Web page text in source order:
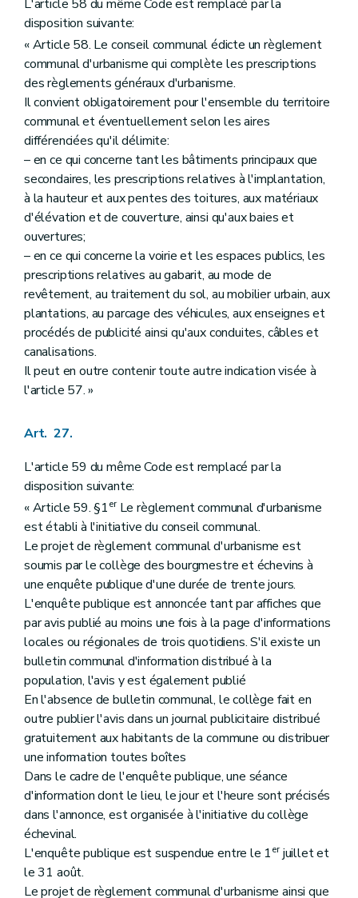
L'article 58 du même Code est remplacé par la
disposition suivante:
« Article 58. Le conseil communal édicte un règlement
communal d'urbanisme qui complète les prescriptions
des règlements généraux d'urbanisme.
Il convient obligatoirement pour l'ensemble du territoire
communal et éventuellement selon les aires
différenciées qu'il délimite:
– en ce qui concerne tant les bâtiments principaux que
secondaires, les prescriptions relatives à l'implantation,
à la hauteur et aux pentes des toitures, aux matériaux
d'élévation et de couverture, ainsi qu'aux baies et
ouvertures;
– en ce qui concerne la voirie et les espaces publics, les
prescriptions relatives au gabarit, au mode de
revêtement, au traitement du sol, au mobilier urbain, aux
plantations, au parcage des véhicules, aux enseignes et
procédés de publicité ainsi qu'aux conduites, câbles et
canalisations.
Il peut en outre contenir toute autre indication visée à
l'article 57. »
Art. 27.
L'article 59 du même Code est remplacé par la
disposition suivante:
« Article 59. §1erLe règlement communal d'urbanisme
est établi à l'initiative du conseil communal.
Le projet de règlement communal d'urbanisme est
soumis par le collège des bourgmestre et échevins à
une enquête publique d'une durée de trente jours.
L'enquête publique est annoncée tant par affiches que
par avis publié au moins une fois à la page d'informations
locales ou régionales de trois quotidiens. S'il existe un
bulletin communal d'information distribué à la
population, l'avis y est également publié
En l'absence de bulletin communal, le collège fait en
outre publier l'avis dans un journal publicitaire distribué
gratuitement aux habitants de la commune ou distribuer
une information toutes boîtes
Dans le cadre de l'enquête publique, une séance
d'information dont le lieu, le jour et l'heure sont précisés
dans l'annonce, est organisée à l'initiative du collège
échevinal.
L'enquête publique est suspendue entre le 1erjuillet et
le 31 août.
Le projet de règlement communal d'urbanisme ainsi que